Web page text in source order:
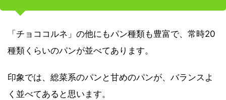
「チョココルネ」の他にもパン種類も豊富で、常時20
種類くらいのパンが並べてあります。
印象では、総菜系のパンと甘めのパンが、バランスよ
く並べてあると思います。